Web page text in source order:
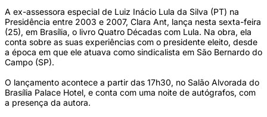
A ex-assessora especial de Luiz Inácio Lula da Silva (PT) na
Presidência entre 2003 e 2007, Clara Ant, lança nesta sexta-feira
(25), em Brasília, o livro Quatro Décadas com Lula. Na obra, ela
conta sobre as suas experiências com o presidente eleito, desde
a época em que ele atuava como sindicalista em São Bernardo do
Campo (SP).
O lançamento acontece a partir das 17h30, no Salão Alvorada do
Brasília Palace Hotel, e conta com uma noite de autógrafos, com
a presença da autora.